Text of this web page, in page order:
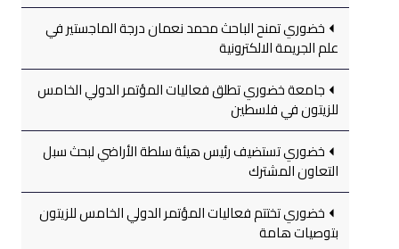
خضوري تمنح الباحث محمد نعمان درجة الماجستير في
علم الجريمة الالكترونية
جامعة خضوري تطلق فعاليات المؤتمر الدولي الخامس
للزيتون في فلسطين
خضوري تستضيف رئيس هيئة سلطة الأراضي لبحث سبل
التعاون المشترك
خضوري تختتم فعاليات المؤتمر الدولي الخامس للزيتون
بتوصيات هامة